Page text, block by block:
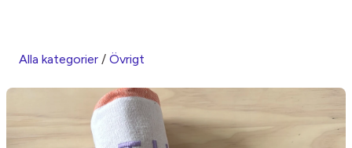
Alla kategorier / Övrigt